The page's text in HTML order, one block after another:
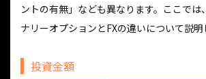
ントの有無」なども異なります。ここでは
ナリーオプションとFXの違いについて説明
投資金額